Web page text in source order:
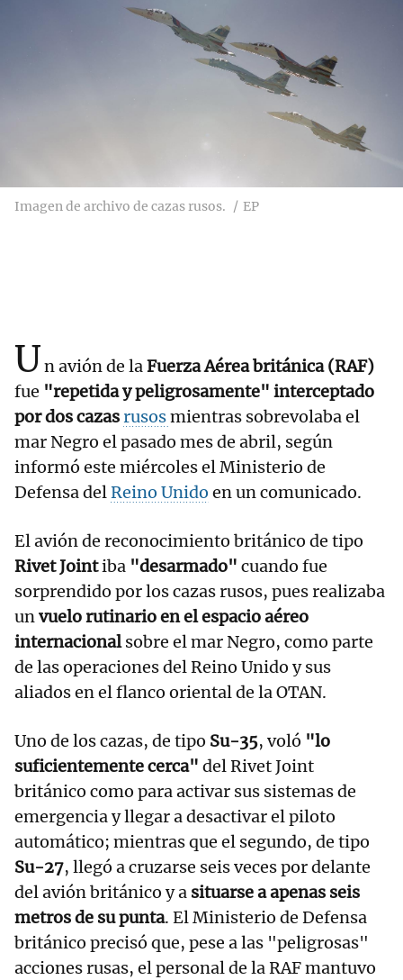
Imagen de archivo de cazas rusos. EP
Un avión de laFuerza Aérea británica (RAF)
fue "repetida y peligrosamente" interceptado
por dos cazasrusosmientras sobrevolaba el
mar Negro el pasado mes de abril, según
informó este miércoles el Ministerio de
Defensa delReino Unido en un comunicado.
El avión de reconocimiento británico de tipo
Rivet Jointiba "desarmado" cuando fue
sorprendido por los cazas rusos, pues realizaba
unvuelo rutinario en el espacio aéreo
internacionalsobre el mar Negro, como parte
de las operaciones del Reino Unido y sus
aliados en el flanco oriental de la OTAN.
Uno de los cazas, de tipo Su-35, voló "lo
suficientemente cerca" del Rivet Joint
británico como para activar sus sistemas de
emergencia y llegar a desactivar el piloto
automático; mientras que el segundo, de tipo
Su-27, llegó a cruzarse seis veces por delante
del avión británico y a situarse a apenas seis
metros de su punta. El Ministerio de Defensa
británico precisó que, pese a las "peligrosas"
acciones rusas, el personal de la RAF mantuvo